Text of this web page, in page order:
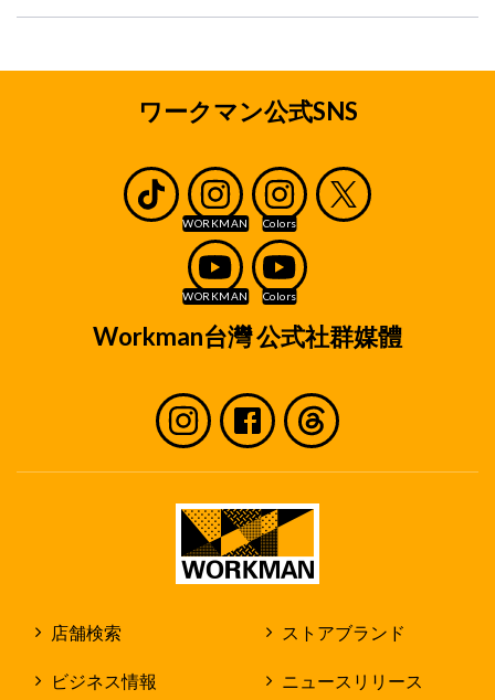
ワークマン公式SNS
Workman台灣 公式社群媒體
店舗検索 ストアブランド
ビジネス情報 ニュースリリース